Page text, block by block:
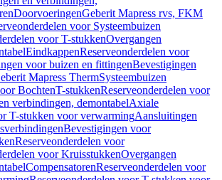
DoorvoeringenGeberit Mapress rvs, FKM
voor Systeembuizen
voor T-stukkenOvergangen
EindkappenReserveonderdelen voor
voor buizen en fittingenBevestigingen
Mapress ThermSysteembuizen
BochtenT-stukkenReserveonderdelen voor
verbindingen, demontabelAxiale
T-stukken voor verwarmingAansluitingen
Bevestigingen voor
Reserveonderdelen voor
voor KruisstukkenOvergangen
CompensatorenReserveonderdelen voor